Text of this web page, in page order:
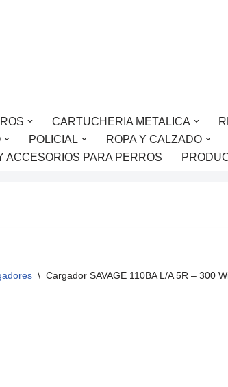
CARTUCHERIA METALICA
POLICIAL ROPA Y CALZADO
ACCESORIOS PARA PERROS
\ Cargador SAVAGE 110BA L/A 5R – 300